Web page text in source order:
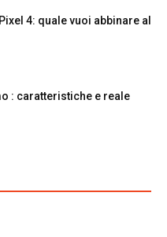
4: quale vuoi abbinare al
: caratteristiche e reale